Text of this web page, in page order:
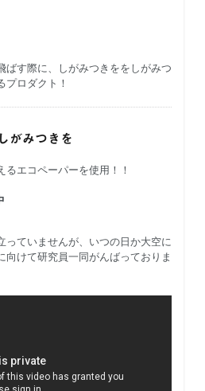
ばす際に、しがみつきををしがみつ
プロダクト！
がみつきを
エコペーパーを使用！！
っていませんが、いつの日か大空に
向けて研究員一同がんばっておりま